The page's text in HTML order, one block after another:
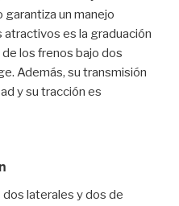
un manejo
es la graduación
los frenos bajo dos
Además, su transmisión
y su tracción es
laterales y dos de